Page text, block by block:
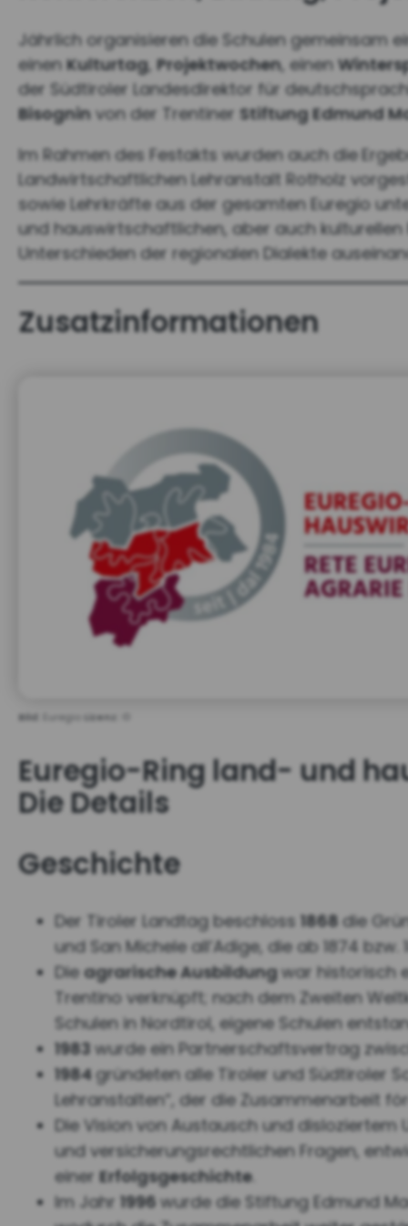
Jährlich organisieren die Schulen gemeinsam
einenKulturtag,Projektwochen, einen
der Südtiroler Landesdirektor für
Bisognin von der Trentiner Stiftung Edmund
Im Rahmen des Festakts wurden auch die
Landwirtschaftlichen Lehranstalt Rotholz
sowie Lehrkräfte aus der gesamten Euregio
und hauswirtschaftlichen, aber auch
Unterschieden der regionalen Dialekte
Zusatzinformationen
Bild: Euregio Lizenz:
Euregio-Ring land- und
Die Details
Geschichte
Der Tiroler Landtag beschloss 1868die
und San Michele all’Adige, die ab 1874
Die agrarische Ausbildungwar historisch
Trentino verknüpft; nach dem Zweiten
Schulen in Nordtirol, eigene Schulen
1983wurde ein Partnerschaftsvertrag
1984gründeten alle Tiroler und Südtiroler
Lehranstalten“, der die Zusammenarbeit
Die Vision von Austausch und
und versicherungsrechtlichen Fragen,
einerErfolgsgeschichte.
Im Jahr 1996wurde die Stiftung Edmund